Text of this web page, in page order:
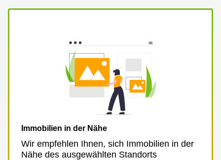
Immobilien in der Nähe
Wir empfehlen Ihnen, sich Immobilien in der
Nähe des ausgewählten Standorts